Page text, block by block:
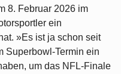
8. Februar 2026 im
ein
»Es ist ja schon seit
Superbowl-Termin ein
um das NFL-Finale